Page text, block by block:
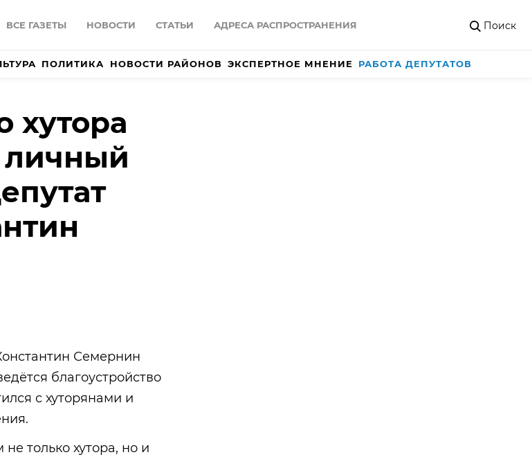
ВСЕ ГАЗЕТЫ НОВОСТИ СТАТЬИ АДРЕСА РАСПРОСТРАНЕНИЯ Поиск
ПОЛИТИКА НОВОСТИ РАЙОНОВ ЭКСПЕРТНОЕ МНЕНИЕ РАБОТА ДЕПУТАТОВ
хутора
личный
Семернин
благоустройство
с хуторянами и
только хутора, но и